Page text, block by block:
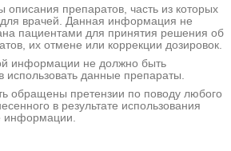
100% из выбранных услуг. Подробнее
нажатии на цену.
артерии, проведение УЗДГ, МРТ и
КТ головного мозга. Лечение
болезни Хортона состоит из
начальной и поддерживающей
терапии глюкокортикоидами. Оно
проводится в течение двух лет и
может быть отменено только в
случае отсутствия рецидивов.
препаратов, часть из которых
для врачей. Данная информация не
пациентами для принятия решения об
их отмене или коррекции дозировок.
информации не должно быть
использовать данные препараты.
обращены претензии по поводу любого
в результате использования
информации.